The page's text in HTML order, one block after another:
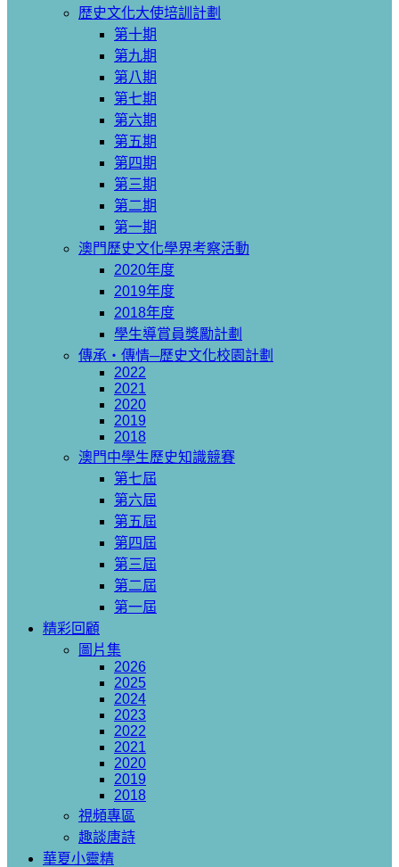
歴史文化大使培訓計劃
第十期
第九期
第八期
第七期
第六期
第五期
第四期
第三期
第二期
第一期
澳門歷史文化學界考察活動
2020年度
2019年度
2018年度
學生導賞員獎勵計劃
傳承‧傳情─歷史文化校園計劃
2022
2021
2020
2019
2018
澳門中學生歷史知識競賽
第七屆
第六屆
第五屆
第四屆
第三屆
第二屆
第一屆
精彩回顧
圖片集
2026
2025
2024
2023
2022
2021
2020
2019
2018
視頻專區
趣談唐詩
華夏小靈精